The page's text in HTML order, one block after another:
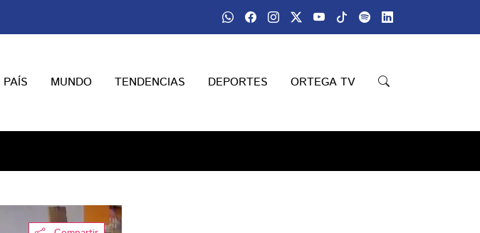
PAÍS MUNDO TENDENCIAS DEPORTES ORTEGA TV